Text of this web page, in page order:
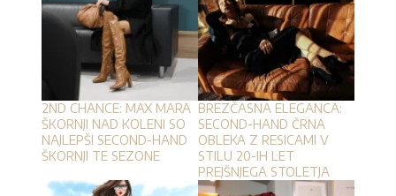
2ND CHANCE: MAX MARA
ŠKORNJI NAD KOLENI SO
NAJLEPŠI SECOND-HAND
ŠKORNJI TE SEZONE
BREZČASNA ELEGANCA:
SECOND-HAND ČRNA
OBLEKA Z RESICAMI V
STILU 20-IH LET
PREJŠNJEGA STOLETJA